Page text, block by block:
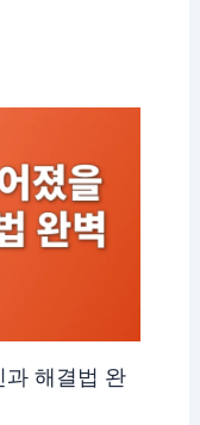
과 해결법 완